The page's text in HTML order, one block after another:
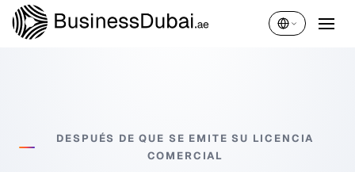
Español
DESPUÉS DE QUE SE EMITE SU LICENCIA
COMERCIAL